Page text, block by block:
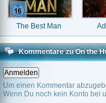
The Best Man
Kommentare zu On the
Um einen Kommentar
Wenn Du noch kein Konto bei